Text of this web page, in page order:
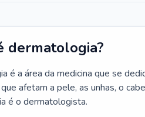
dermatologia?
é a área da medicina que se
afetam a pele, as unhas, o
é o dermatologista.